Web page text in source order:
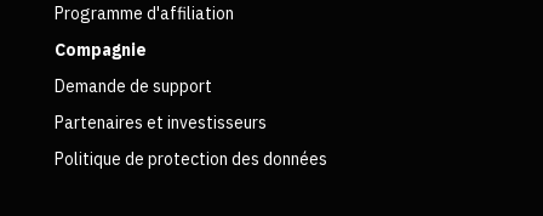
Programme d'affiliation
Compagnie
Demande de support
Partenaires et investisseurs
Politique de protection des données